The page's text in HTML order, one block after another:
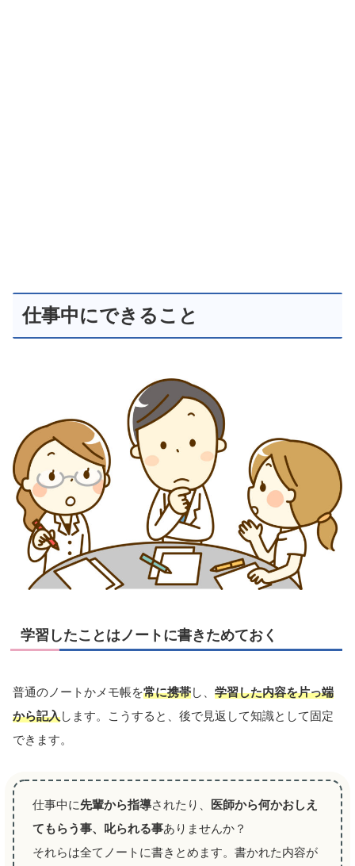
仕事中にできること
学習したことはノートに書きためておく
普通のノートかメモ帳を常に携帯し、 学習した内容を片っ端
から記入します。こうすると、後で見返して知識として固定
できます。
仕事中に先輩から指導されたり、
医師から何かおしえ
てもらう事、叱られる事ありませんか？
それらは全てノートに書きとめます。書かれた内容が